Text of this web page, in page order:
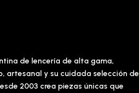
de lencería de alta gama,
artesanal y su cuidada selección de
2003 crea piezas únicas que